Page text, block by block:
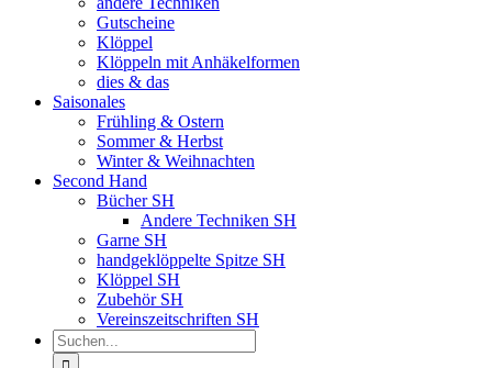
Gutscheine
Klöppel
Klöppeln mit Anhäkelformen
dies & das
Saisonales
Frühling & Ostern
Sommer & Herbst
Winter & Weihnachten
Second Hand
Bücher SH
Andere Techniken SH
Garne SH
handgeklöppelte Spitze SH
Klöppel SH
Zubehör SH
Vereinszeitschriften SH
Suche
nach: